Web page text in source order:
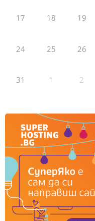
17 18 19
24 25 26
31 1 2